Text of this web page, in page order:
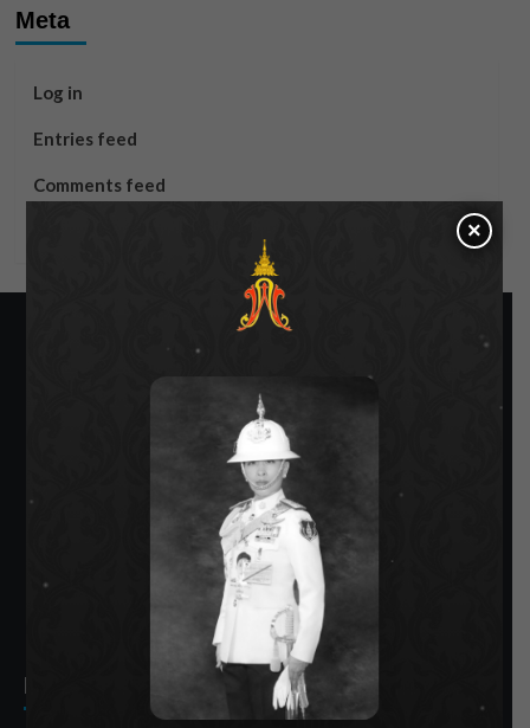
Meta
Log in
Entries feed
Comments feed
SIAMRATH VARIETY
THE BEST ENTERTAINMENT
Recent Posts
×